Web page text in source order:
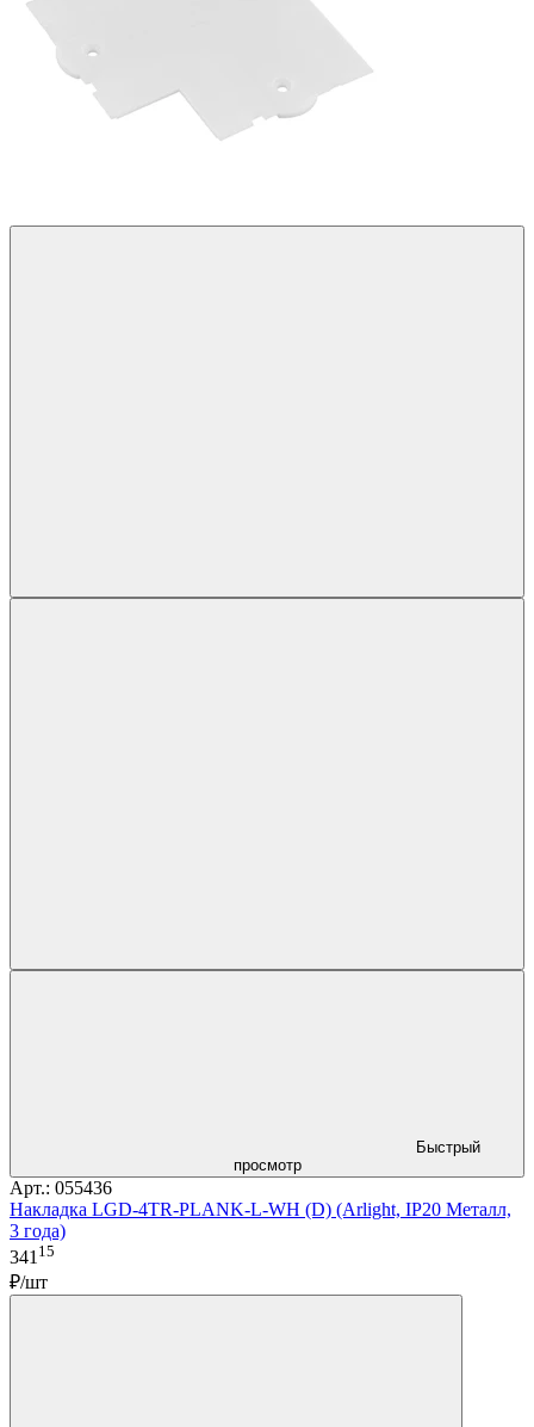
Быстрый
просмотр
Арт.: 055436
Накладка LGD-4TR-PLANK-L-WH (D) (Arlight, IP20 Металл,
3 года)
341 15
₽/шт